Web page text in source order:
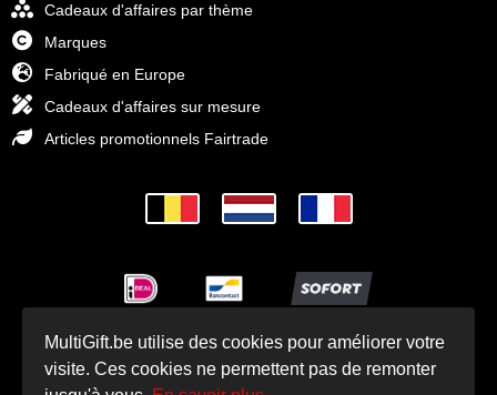
Cadeaux d'affaires par thème
Marques
Fabriqué en Europe
Cadeaux d'affaires sur mesure
Articles promotionnels Fairtrade
© Cadeaux d'affaires MultiGift 1993 - 2025
MultiGift.be utilise des cookies pour améliorer votre
visite. Ces cookies ne permettent pas de remonter